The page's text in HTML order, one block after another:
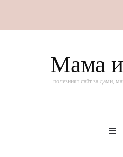
Мама
полезният сайт за дами,